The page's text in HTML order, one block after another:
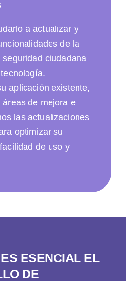
a actualizar y
de la
seguridad ciudadana
aplicación existente,
áreas de mejora e
las actualizaciones
optimizar su
de uso y
ESENCIAL EL
DE